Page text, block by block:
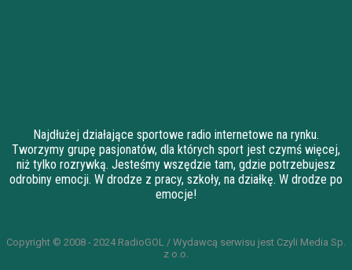
Najdłużej działające sportowe radio internetowe na rynku.
Tworzymy grupę pasjonatów, dla których sport jest czymś więcej,
niż tylko rozrywką. Jesteśmy wszędzie tam, gdzie potrzebujesz
odrobiny emocji. W drodze z pracy, szkoły, na działkę. W drodze po
emocje!
Copyright © 2008 - 2024 RadioGOL / Wydawcą serwisu jest Czyli Media Sp.
z o.o.